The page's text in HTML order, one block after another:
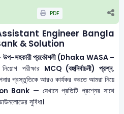
PDF
Engineer Bangla
& Solution
— উপ-সহকারী প্রকৌশলী (Dhaka WASA –
নিয়োগ পরীক্ষার MCQ (বহুনির্বাচনী) প্রশ্ন,
প্রস্তুতিকে আরও কার্যকর করতে আমরা নিয়ে
Bank — যেখানে প্রতিটি প্রশ্নের সাথে
সুবিধা।